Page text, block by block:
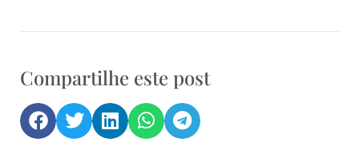
Compartilhe este post